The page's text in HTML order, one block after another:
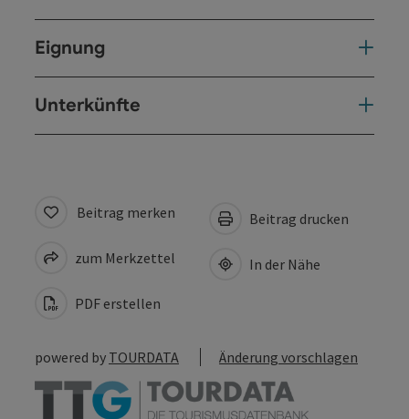
Eignung
Unterkünfte
Beitrag merken
zum Merkzettel
PDF erstellen
Beitrag drucken
In der Nähe
powered by TOURDATA Änderung vorschlagen